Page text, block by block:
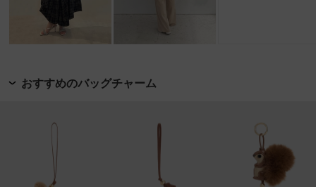
おすすめのバッグチャーム